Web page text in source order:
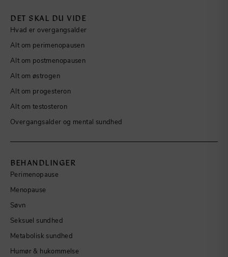
DET SKAL DU VIDE
Hvad er overgangsalder
Alt om perimenopausen
Alt om postmenopausen
Alt om østrogen
Alt om progesteron
Alt om testosteron
Overgangsalder og mental sundhed
BEHANDLINGER
Perimenopause
Menopause
Søvn
Seksuel sundhed
Metabolisk sundhed
Humør & hukommelse